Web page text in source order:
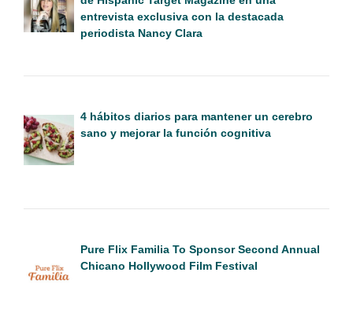
entrevista exclusiva con la destacada
periodista Nancy Clara
4 hábitos diarios para mantener un cerebro
sano y mejorar la función cognitiva
Pure Flix Familia To Sponsor Second Annual
Chicano Hollywood Film Festival